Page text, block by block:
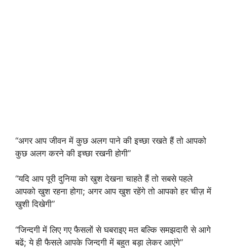
“अगर आप जीवन में कुछ अलग पाने की इच्छा रखते हैं तो आपको
कुछ अलग करने की इच्छा रखनी होगी”
“यदि आप पूरी दुनिया को खुश देखना चाहते हैं तो सबसे पहले
आपको खुश रहना होगा; अगर आप खुश रहेंगे तो आपको हर चीज़ में
खुशी दिखेगी”
“जिन्दगी में लिए गए फैसलों से घबराइए मत बल्कि समझदारी से आगे
बढें; ये ही फैसले आपके जिन्दगी में बहुत बड़ा लेकर आएंगे”